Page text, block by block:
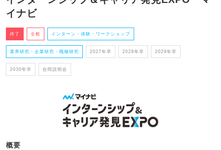
イナビ
終了 全般 インターン・体験・ワークショップ
業界研究・企業研究・職種研究 2027年卒 2028年卒 2029年卒
2030年卒 合同説明会
概要